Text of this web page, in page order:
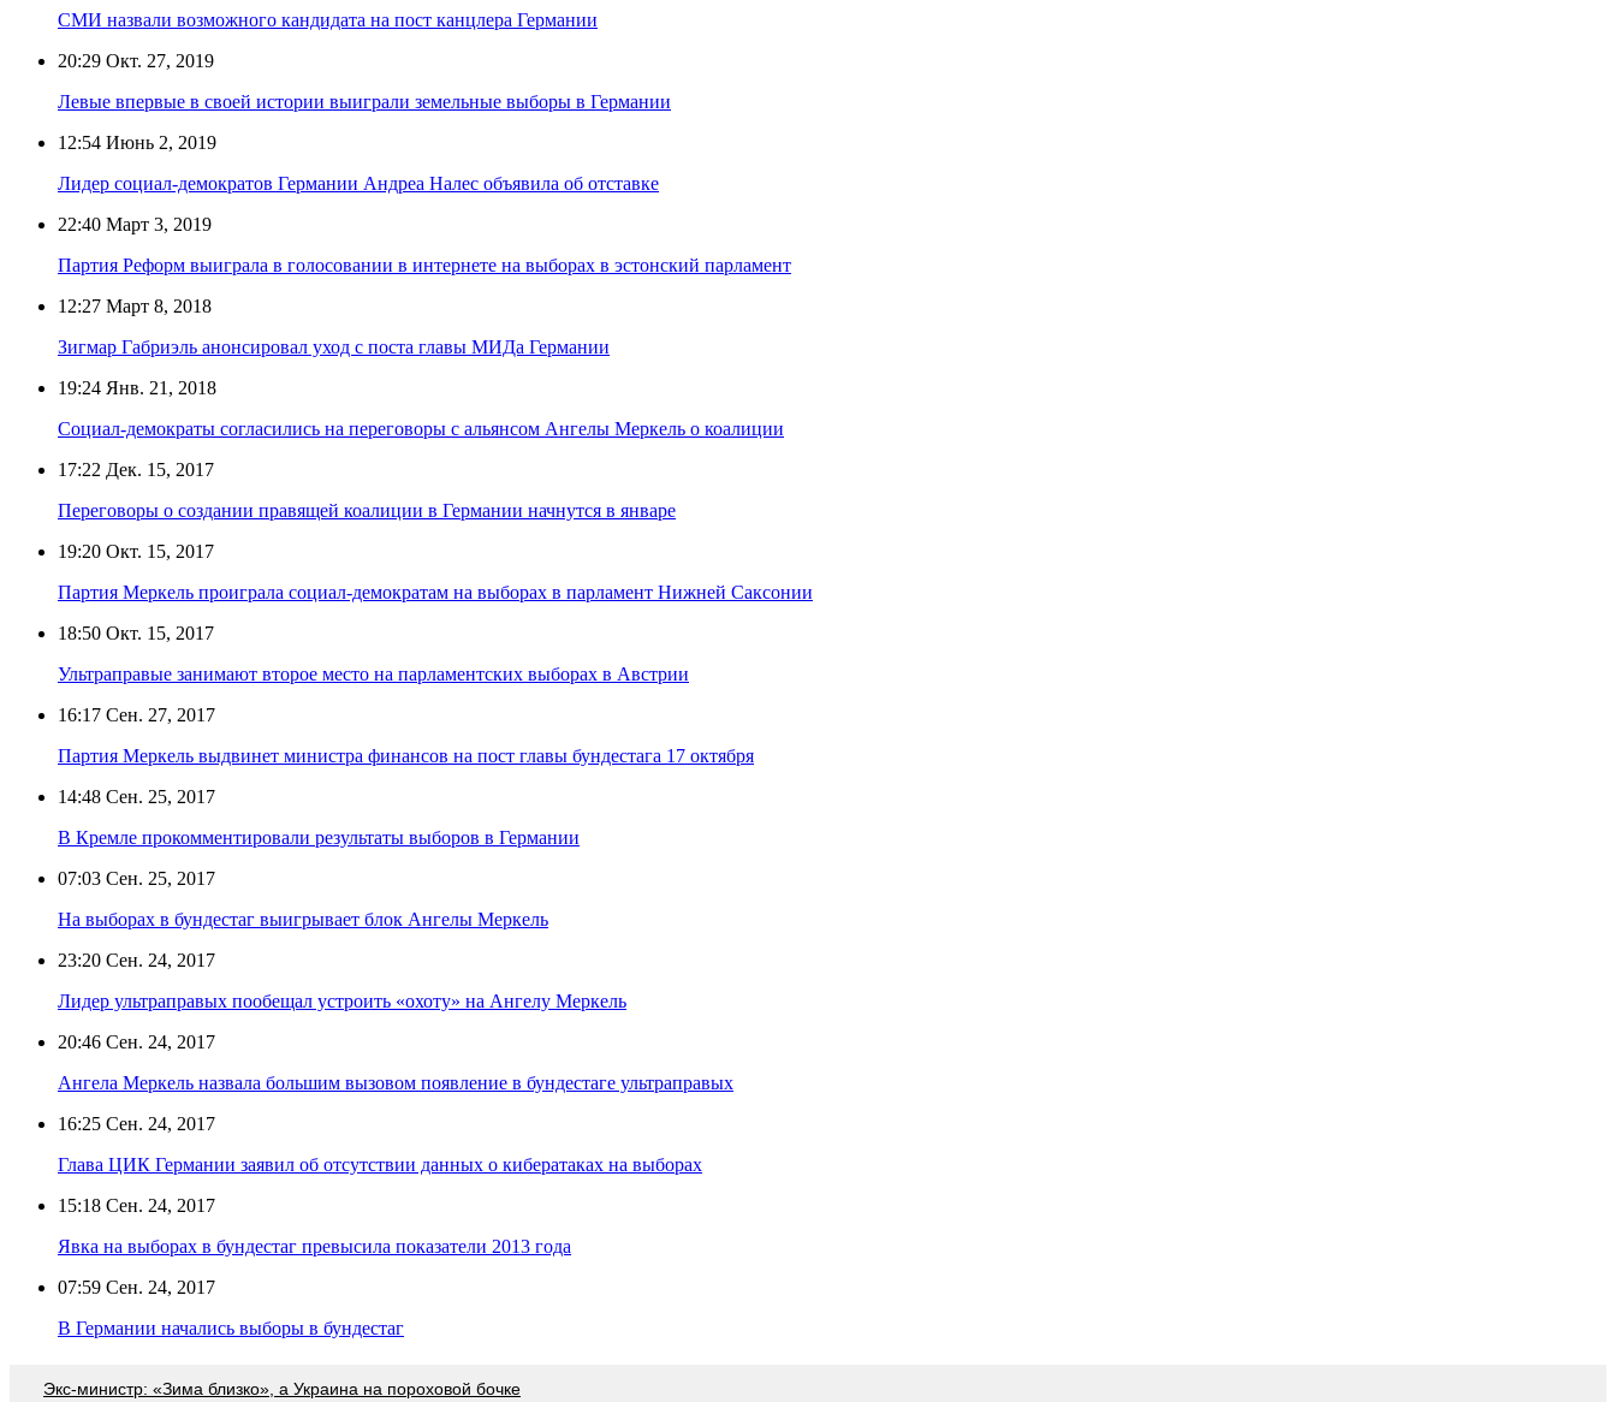
СМИ назвали возможного кандидата на пост канцлера Германии
20:29 Окт. 27, 2019
Левые впервые в своей истории выиграли земельные выборы в Германии
12:54 Июнь 2, 2019
Лидер социал-демократов Германии Андреа Налес объявила об отставке
22:40 Март 3, 2019
Партия Реформ выиграла в голосовании в интернете на выборах в эстонский парламент
12:27 Март 8, 2018
Зигмар Габриэль анонсировал уход с поста главы МИДа Германии
19:24 Янв. 21, 2018
Социал-демократы согласились на переговоры с альянсом Ангелы Меркель о коалиции
17:22 Дек. 15, 2017
Переговоры о создании правящей коалиции в Германии начнутся в январе
19:20 Окт. 15, 2017
Партия Меркель проиграла социал-демократам на выборах в парламент Нижней Саксонии
18:50 Окт. 15, 2017
Ультраправые занимают второе место на парламентских выборах в Австрии
16:17 Сен. 27, 2017
Партия Меркель выдвинет министра финансов на пост главы бундестага 17 октября
14:48 Сен. 25, 2017
В Кремле прокомментировали результаты выборов в Германии
07:03 Сен. 25, 2017
На выборах в бундестаг выигрывает блок Ангелы Меркель
23:20 Сен. 24, 2017
Лидер ультраправых пообещал устроить «охоту» на Ангелу Меркель
20:46 Сен. 24, 2017
Ангела Меркель назвала большим вызовом появление в бундестаге ультраправых
16:25 Сен. 24, 2017
Глава ЦИК Германии заявил об отсутствии данных о кибератаках на выборах
15:18 Сен. 24, 2017
Явка на выборах в бундестаг превысила показатели 2013 года
07:59 Сен. 24, 2017
В Германии начались выборы в бундестаг
Экс-министр: «Зима близко», а Украина на пороховой бочке